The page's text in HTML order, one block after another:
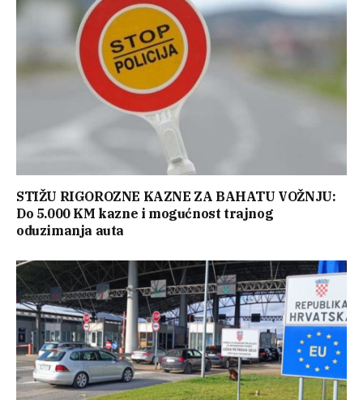
STIŽU RIGOROZNE KAZNE ZA BAHATU VOŽNJU:
Do 5.000 KM kazne i mogućnost trajnog
oduzimanja auta